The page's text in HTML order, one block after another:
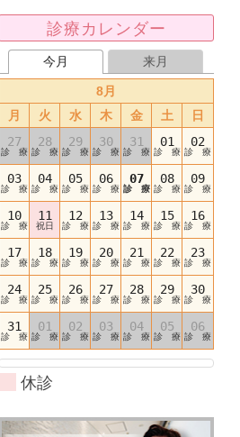
診療カレンダー
今月 来月
8月
月
火 水 木 金 土
日
27
診 療
28
診 療
29
診 療
30
診 療
31
診 療
01
診 療
02
診 療
03
診 療
04
診 療
05
診 療
06
診 療
07
診 療
08
診 療
09
診 療
10
診 療
11
祝日
12
診 療
13
診 療
14
診 療
15
診 療
16
診 療
17
診 療
18
診 療
19
診 療
20
診 療
21
診 療
22
診 療
23
診 療
24
診 療
25
診 療
26
診 療
27
診 療
28
診 療
29
診 療
30
診 療
31
診 療
01
診 療
02
診 療
03
診 療
04
診 療
05
診 療
06
診 療
休診